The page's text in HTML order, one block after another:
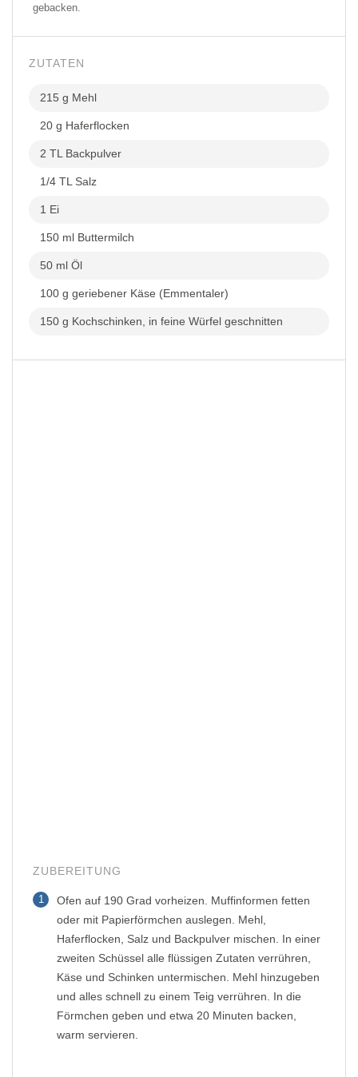
gebacken.
ZUTATEN
215 g Mehl
20 g Haferflocken
2 TL Backpulver
1/4 TL Salz
1 Ei
150 ml Buttermilch
50 ml Öl
100 g geriebener Käse (Emmentaler)
150 g Kochschinken, in feine Würfel geschnitten
ZUBEREITUNG
1
Ofen auf 190 Grad vorheizen. Muffinformen fetten
oder mit Papierförmchen auslegen. Mehl,
Haferflocken, Salz und Backpulver mischen. In einer
zweiten Schüssel alle flüssigen Zutaten verrühren,
Käse und Schinken untermischen. Mehl hinzugeben
und alles schnell zu einem Teig verrühren. In die
Förmchen geben und etwa 20 Minuten backen,
warm servieren.